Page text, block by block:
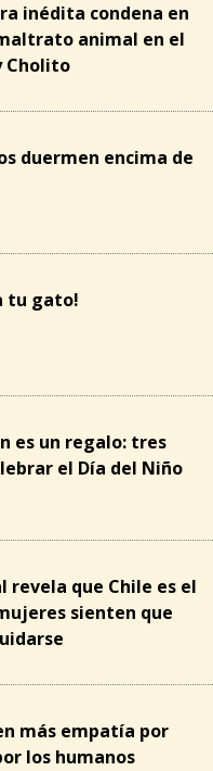
inédita condena en
animal en el
Cholito
duermen encima de
tu gato!
es un regalo: tres
el Día del Niño
revela que Chile es el
sienten que
más empatía por
los humanos